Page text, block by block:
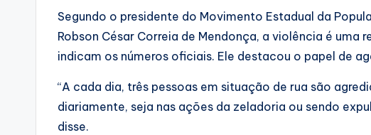
Segundo o presidente do Movimento Estadual da
Robson César Correia de Mendonça, a violência é uma
indicam os números oficiais. Ele destacou o papel de
“A cada dia, três pessoas em situação de rua são
diariamente, seja nas ações da zeladoria ou sendo
disse.